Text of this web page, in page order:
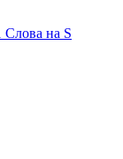
Слова на S